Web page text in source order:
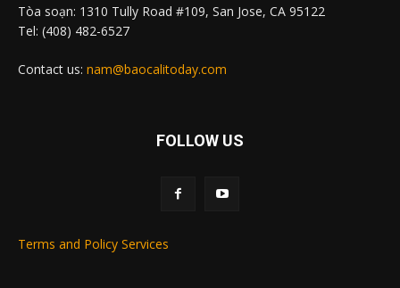
Tòa soạn: 1310 Tully Road #109, San Jose, CA 95122
Tel: (408) 482-6527
Contact us: nam@baocalitoday.com
FOLLOW US
Terms and Policy Services